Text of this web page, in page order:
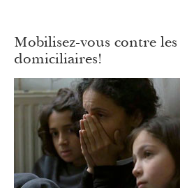
Mobilisez-vous contre les
domiciliaires!